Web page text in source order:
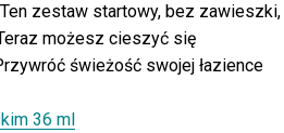
zestaw startowy, bez zawieszki,
możesz cieszyć się
świeżość swojej łazience
36 ml